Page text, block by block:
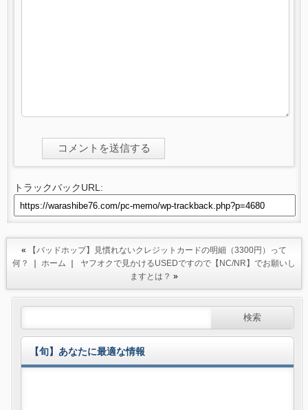
トラックバックURL:
«
【バッドホップ】見慣れないクレジットカードの明細（3300円）って
何？
ホーム
ヤフオクで見かけるUSEDですので【NC/NR】でお願いし
ますとは？ »
【旬】あなたに最適な情報